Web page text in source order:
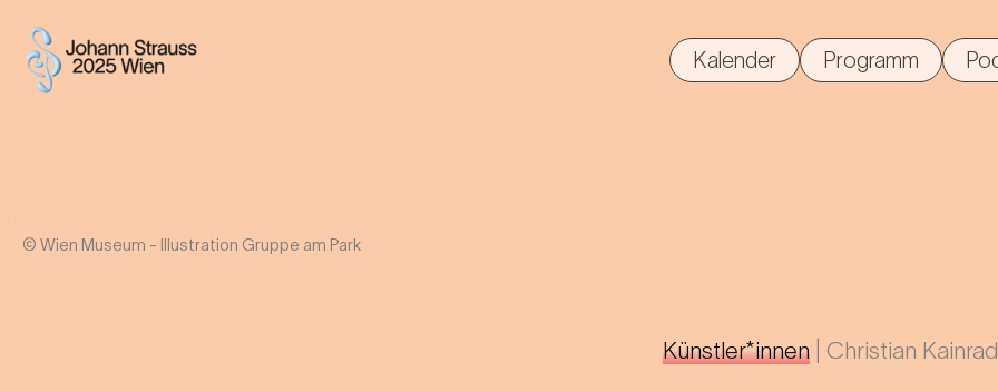
Kalender Programm
© Wien Museum - Illustration Gruppe am Park
Künstler*innen Christian